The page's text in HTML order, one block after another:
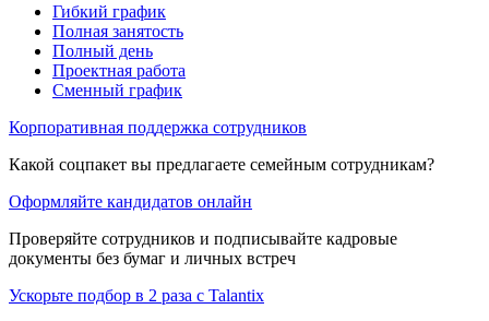
Гибкий график
Полная занятость
Полный день
Проектная работа
Сменный график
Корпоративная поддержка сотрудников
Какой соцпакет вы предлагаете семейным сотрудникам?
Оформляйте кандидатов онлайн
Проверяйте сотрудников и подписывайте кадровые
документы без бумаг и личных встреч
Ускорьте подбор в 2 раза с Talantix